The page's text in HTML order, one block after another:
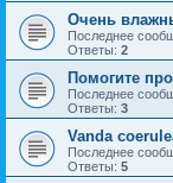
Очень
Последнее
Ответы: 2
Помогите
Последнее
Ответы: 3
Vanda
Последнее
Ответы: 5